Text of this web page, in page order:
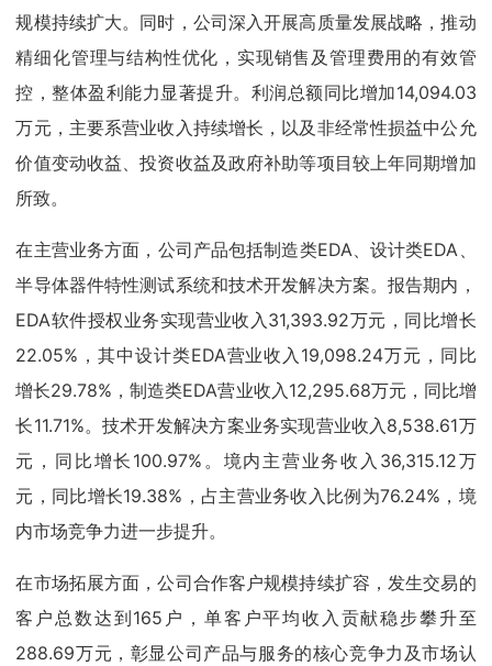
规模持续扩大。同时，公司深入开展高质量发展战略，推动
精细化管理与结构性优化，实现销售及管理费用的有效管
控，整体盈利能力显著提升。利润总额同比增加14,094.03
万元，主要系营业收入持续增长，以及非经常性损益中公允
价值变动收益、投资收益及政府补助等项目较上年同期增加
所致。
在主营业务方面，公司产品包括制造类EDA、设计类EDA、
半导体器件特性测试系统和技术开发解决方案。报告期内，
EDA软件授权业务实现营业收入31,393.92万元，同比增长
22.05%，其中设计类EDA营业收入19,098.24万元，同比
增长29.78%，制造类EDA营业收入12,295.68万元，同比增
长11.71%。技术开发解决方案业务实现营业收入8,538.61万
元，同比增长100.97%。境内主营业务收入36,315.12万
元，同比增长19.38%，占主营业务收入比例为76.24%，境
内市场竞争力进一步提升。
在市场拓展方面，公司合作客户规模持续扩容，发生交易的
客户总数达到165户，单客户平均收入贡献稳步攀升至
288.69万元，彰显公司产品与服务的核心竞争力及市场认